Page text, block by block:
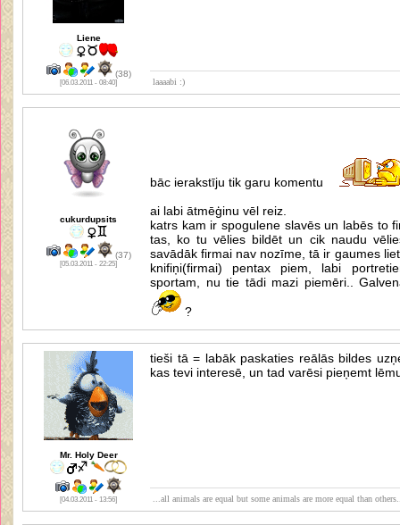
Liene
(38)
[06.03.2011 - 08:40] laaaabi :)
cukurdupsits
(37)
[05.03.2011 - 22:25]
bāc ierakstīju tik garu komentu
ai labi ātmēģinu vēl reiz.
katrs kam ir spogulene slavēs un labēs to
tas, ko tu vēlies bildēt un cik naudu
savādāk firmai nav nozīme, tā ir gaumes
knifiņi(firmai) pentax piem, labi
sportam, nu tie tādi mazi piemēri..
?
Mr. Holy Deer
[04.03.2011 - 13:56]
tieši tā = labāk paskaties reālās bildes
kas tevi interesē, un tad varēsi pieņemt
...all animals are equal but some animals are more equal than